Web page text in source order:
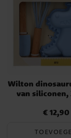
Wilton
van siliconen,
Prijs:€
€ 12,90